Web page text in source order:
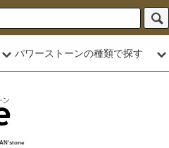
パワーストーンの種類で探す